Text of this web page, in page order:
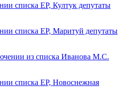
списка ЕР, Култук депутаты
списка ЕР, Маритуй депутаты
из списка Иванова М.С.
списка ЕР, Новоснежная